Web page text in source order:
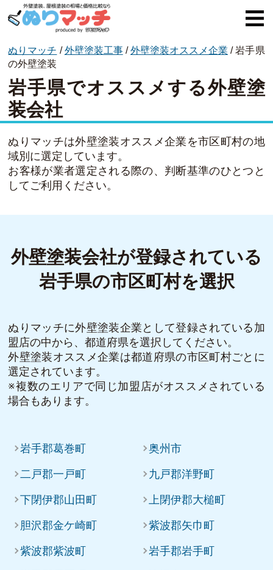
ぬりマッチとは
オススメ企業
費用と相場
外壁塗装
屋根塗装
ぬりマッチ /外壁塗装工事/外壁塗装オススメ企業 /岩手県
の外壁塗装
岩手県でオススメする外壁塗
装会社
ぬりマッチは外壁塗装オススメ企業を市区町村の地
域別に選定しています。
お客様が業者選定される際の、判断基準のひとつと
してご利用ください。
外壁塗装会社が登録されている
岩手県の市区町村を選択
ぬりマッチに外壁塗装企業として登録されている加
盟店の中から、都道府県を選択してください。
外壁塗装オススメ企業は都道府県の市区町村ごとに
選定されています。
※複数のエリアで同じ加盟店がオススメされている
場合もあります。
岩手郡葛巻町 奥州市
二戸郡一戸町 九戸郡洋野町
下閉伊郡山田町 上閉伊郡大槌町
胆沢郡金ケ崎町 紫波郡矢巾町
紫波郡紫波町 岩手郡岩手町